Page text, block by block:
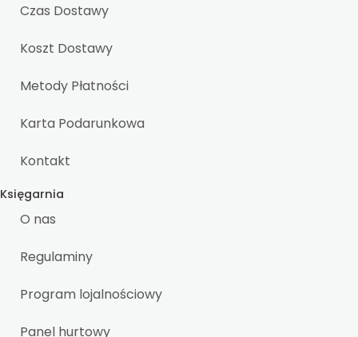
Czas Dostawy
Koszt Dostawy
Metody Płatności
Karta Podarunkowa
Kontakt
Księgarnia
O nas
Regulaminy
Program lojalnościowy
Panel hurtowy